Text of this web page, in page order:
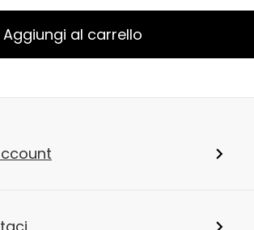
Aggiungi al carrello